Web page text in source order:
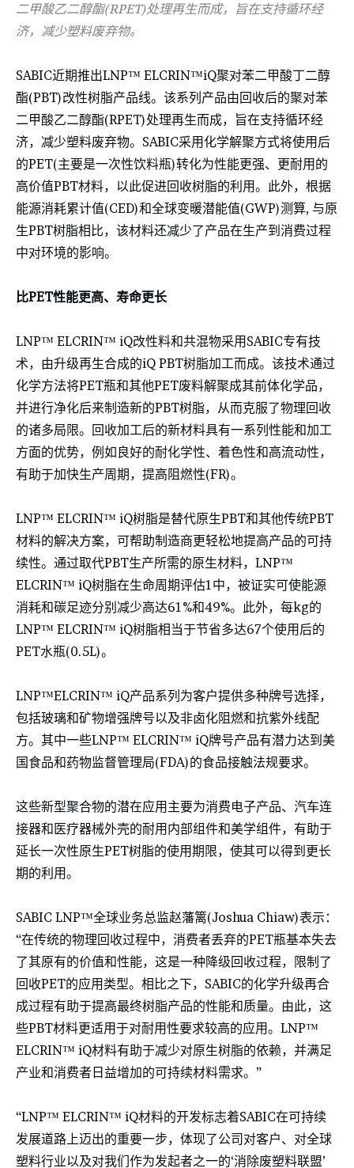
二甲酸乙二醇酯(RPET)处理再生而成，旨在支持循环经
济，减少塑料废弃物。
SABIC近期推出LNP™ ELCRIN™iQ聚对苯二甲酸丁二醇
酯(PBT)改性树脂产品线。该系列产品由回收后的聚对苯
二甲酸乙二醇酯(RPET)处理再生而成，旨在支持循环经
济，减少塑料废弃物。SABIC采用化学解聚方式将使用后
的PET(主要是一次性饮料瓶)转化为性能更强、更耐用的
高价值PBT材料，以此促进回收树脂的利用。此外，根据
能源消耗累计值(CED)和全球变暖潜能值(GWP)测算, 与原
生PBT树脂相比，该材料还减少了产品在生产到消费过程
中对环境的影响。
比PET性能更高、寿命更长
LNP™ ELCRIN™ iQ改性料和共混物采用SABIC专有技
术，由升级再生合成的iQ PBT树脂加工而成。该技术通过
化学方法将PET瓶和其他PET废料解聚成其前体化学品，
并进行净化后来制造新的PBT树脂，从而克服了物理回收
的诸多局限。回收加工后的新材料具有一系列性能和加工
方面的优势，例如良好的耐化学性、着色性和高流动性，
有助于加快生产周期，提高阻燃性(FR)。
LNP™ ELCRIN™ iQ树脂是替代原生PBT和其他传统PBT
材料的解决方案，可帮助制造商更轻松地提高产品的可持
续性。通过取代PBT生产所需的原生材料，LNP™
ELCRIN™ iQ树脂在生命周期评估1中，被证实可使能源
消耗和碳足迹分别减少高达61%和49%。此外，每kg的
LNP™ ELCRIN™ iQ树脂相当于节省多达67个使用后的
PET水瓶(0.5L)。
LNP™ELCRIN™ iQ产品系列为客户提供多种牌号选择，
包括玻璃和矿物增强牌号以及非卤化阻燃和抗紫外线配
方。其中一些LNP™ ELCRIN™ iQ牌号产品有潜力达到美
国食品和药物监督管理局(FDA)的食品接触法规要求。
这些新型聚合物的潜在应用主要为消费电子产品、汽车连
接器和医疗器械外壳的耐用内部组件和美学组件，有助于
延长一次性原生PET树脂的使用期限，使其可以得到更长
期的利用。
SABIC LNP™全球业务总监赵藩篱(Joshua Chiaw)表示：
“在传统的物理回收过程中，消费者丢弃的PET瓶基本失去
了其原有的价值和性能，这是一种降级回收过程，限制了
回收PET的应用类型。相比之下，SABIC的化学升级再合
成过程有助于提高最终树脂产品的性能和质量。由此，这
些PBT材料更适用于对耐用性要求较高的应用。LNP™
ELCRIN™ iQ材料有助于减少对原生树脂的依赖，并满足
产业和消费者日益增加的可持续材料需求。”
“LNP™ ELCRIN™ iQ材料的开发标志着SABIC在可持续
发展道路上迈出的重要一步，体现了公司对客户、对全球
塑料行业以及对我们作为发起者之一的‘消除废塑料联盟’